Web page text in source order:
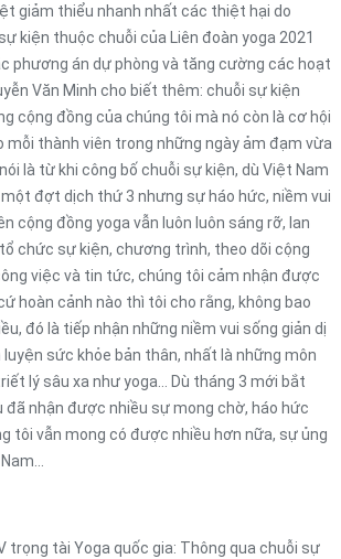
giảm thiểu nhanh nhất các thiệt hại do
kiện thuộc chuỗi của Liên đoàn yoga 2021
phương án dự phòng và tăng cường các hoạt
Văn Minh cho biết thêm: chuỗi sự kiện
cộng đồng của chúng tôi mà nó còn là cơ hội
mỗi thành viên trong những ngày ảm đạm vừa
là từ khi công bố chuỗi sự kiện, dù Việt Nam
đợt dịch thứ 3 nhưng sự háo hức, niềm vui
cộng đồng yoga vẫn luôn luôn sáng rỡ, lan
chức sự kiện, chương trình, theo dõi cộng
việc và tin tức, chúng tôi cảm nhận được
hoàn cảnh nào thì tôi cho rằng, không bao
đó là tiếp nhận những niềm vui sống giản dị
sức khỏe bản thân, nhất là những môn
lý sâu xa như yoga… Dù tháng 3 mới bắt
đã nhận được nhiều sự mong chờ, háo hức
tôi vẫn mong có được nhiều hơn nữa, sự ủng
trọng tài Yoga quốc gia: Thông qua chuỗi sự